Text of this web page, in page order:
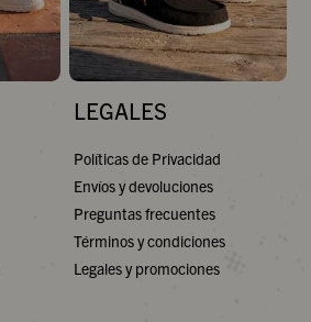
LEGALES
Políticas de Privacidad
Envíos y devoluciones
Preguntas frecuentes
Términos y condiciones
Legales y promociones